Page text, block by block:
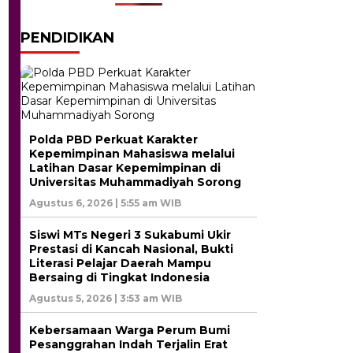
PENDIDIKAN
Polda PBD Perkuat Karakter
Kepemimpinan Mahasiswa melalui
Latihan Dasar Kepemimpinan di
Universitas Muhammadiyah Sorong
Agustus 6, 2026 | 5:55 am WIB
Siswi MTs Negeri 3 Sukabumi Ukir
Prestasi di Kancah Nasional, Bukti
Literasi Pelajar Daerah Mampu
Bersaing di Tingkat Indonesia
Agustus 5, 2026 | 3:53 am WIB
Kebersamaan Warga Perum Bumi
Pesanggrahan Indah Terjalin Erat